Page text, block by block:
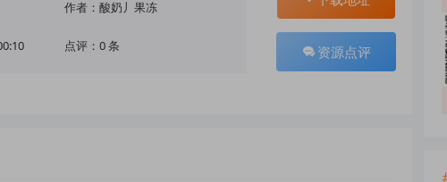
作者：酸奶丿果冻
点评：0 条 资源点评